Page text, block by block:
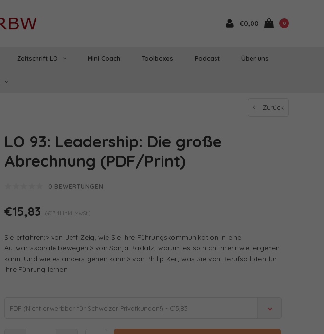
€0,00 0
Zeitschrift LO Mini Coach Toolboxes Podcast Über uns
Zurück
LO 93: Leadership: Die große
Abrechnung (PDF/Print)
0 BEWERTUNGEN
€15,83 (€17,41 Inkl. MwSt.)
Sie erfahren:> von Jeff Zeig, wie Sie Ihre Führungskommunikation in eine
Aufwärtsspirale bewegen.> von Sonja Radatz, warum es so nicht mehr weitergehen
kann. Und wie es anders gehen kann.> von Philip Keil, was Sie von Berufspiloten für
Ihre Führung lernen
PDF (Nicht erwerbbar für Schweizer Privatkunden!) - €15,83